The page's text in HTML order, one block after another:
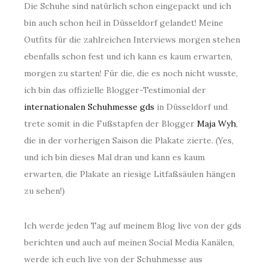
Die Schuhe sind natürlich schon eingepackt und ich
bin auch schon heil in Düsseldorf gelandet! Meine
Outfits für die zahlreichen Interviews morgen stehen
ebenfalls schon fest und ich kann es kaum erwarten,
morgen zu starten! Für die, die es noch nicht wusste,
ich bin das offizielle Blogger-Testimonial der
internationalen Schuhmesse gds in Düsseldorf und
trete somit in die Fußstapfen der Blogger Maja Wyh,
die in der vorherigen Saison die Plakate zierte. (Yes,
und ich bin dieses Mal dran und kann es kaum
erwarten, die Plakate an riesige Litfaßsäulen hängen
zu sehen!)
Ich werde jeden Tag auf meinem Blog live von der gds
berichten und auch auf meinen Social Media Kanälen,
werde ich euch live von der Schuhmesse aus